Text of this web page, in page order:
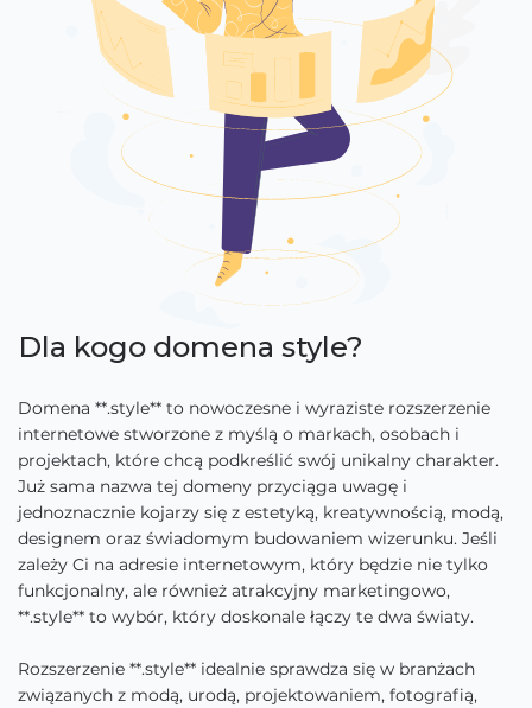
Dla kogo domena style?
Domena **.style** to nowoczesne i wyraziste rozszerzenie
internetowe stworzone z myślą o markach, osobach i
projektach, które chcą podkreślić swój unikalny charakter.
Już sama nazwa tej domeny przyciąga uwagę i
jednoznacznie kojarzy się z estetyką, kreatywnością, modą,
designem oraz świadomym budowaniem wizerunku. Jeśli
zależy Ci na adresie internetowym, który będzie nie tylko
funkcjonalny, ale również atrakcyjny marketingowo,
**.style** to wybór, który doskonale łączy te dwa światy.
Rozszerzenie **.style** idealnie sprawdza się w branżach
związanych z modą, urodą, projektowaniem, fotografią,